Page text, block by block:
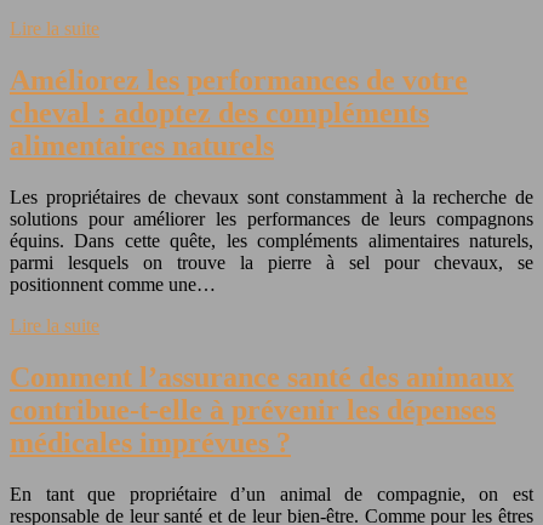
Lire la suite
Améliorez les performances de votre
cheval : adoptez des compléments
alimentaires naturels
Les propriétaires de chevaux sont constamment à la recherche de
solutions pour améliorer les performances de leurs compagnons
équins. Dans cette quête, les compléments alimentaires naturels,
parmi lesquels on trouve la pierre à sel pour chevaux, se
positionnent comme une…
Lire la suite
Comment l’assurance santé des animaux
contribue-t-elle à prévenir les dépenses
médicales imprévues ?
En tant que propriétaire d’un animal de compagnie, on est
responsable de leur santé et de leur bien-être. Comme pour les êtres